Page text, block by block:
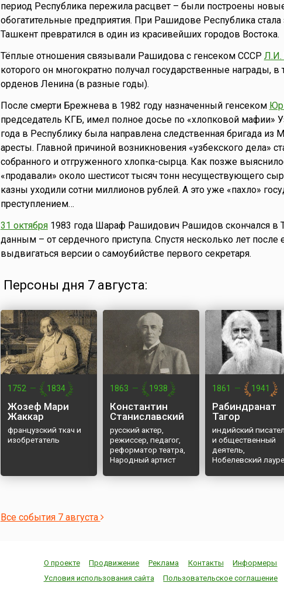
период Республика пережила расцвет – были построены
обогатительные предприятия. При Рашидове Республика
Ташкент превратился в один из красивейших городов Востока.
Тёплые отношения связывали Рашидова с генсеком СССР
которого он многократно получал государственные награды, в
орденов Ленина (в разные годы).
После смерти Брежнева в 1982 году назначенный генсеком
председатель КГБ, имел полное досье по «хлопковой мафии»
года в Республику была направлена следственная бригада из
аресты. Главной причиной возникновения «узбекского дела»
собранного и отгруженного хлопка-сырца. Как позже
«продавали» около шестисот тысяч тонн несуществующего
казны уходили сотни миллионов рублей. А это уже «пахло»
преступлением…
31 октября1983 года Шараф Рашидович Рашидов скончался в
данным – от сердечного приступа. Спустя несколько лет после
выдвигаться версии о самоубийстве первого секретаря.
Персоны дня 7 августа:
1752 — 1834
Жозеф Мари
Жаккар
французский ткач и
изобретатель
1863 — 1938
Константин
Станиславский
русский актер,
режиссер, педагог,
реформатор театра,
Народный артист
1861 — 1941
Рабиндранат
Тагор
индийский
и общественный
деятель,
Нобелевский
Все события 7 августа
О проекте Продвижение Реклама Контакты
Информеры
Условия использования сайта
Пользовательское соглашение